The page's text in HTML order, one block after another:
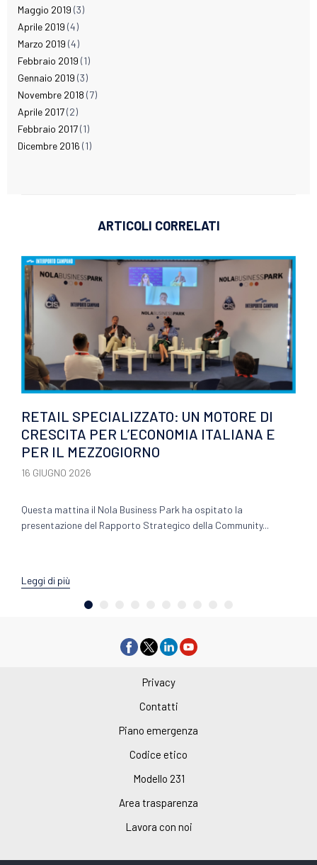
Maggio 2019 (3)
Aprile 2019 (4)
Marzo 2019 (4)
Febbraio 2019 (1)
Gennaio 2019 (3)
Novembre 2018 (7)
Aprile 2017(2)
Febbraio 2017(1)
Dicembre 2016 (1)
ARTICOLI CORRELATI
RETAIL SPECIALIZZATO: UN MOTORE DI
CRESCITA PER L’ECONOMIA ITALIANA E
PER IL MEZZOGIORNO
16 GIUGNO 2026
Questa mattina il Nola Business Park ha ospitato la
presentazione del Rapporto Strategico della Community...
Leggi di più
Privacy
Contatti
Piano emergenza
Codice etico
Modello 231
Area trasparenza
Lavora con noi